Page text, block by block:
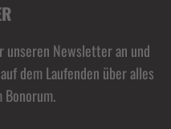
unseren Newsletter an und
dem Laufenden über alles
Bonorum.